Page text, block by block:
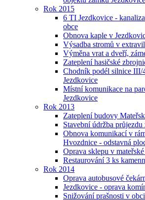
Rok 2015
6 TI Jezdkovice -
obce
Obnova kaple v
Výsadba stromů v
Výměna vrat a dveří,
Zateplení hasičské
Chodník podél silnice III/
Jezdkovice
Místní komunikace na
Jezdkovice
Rok 2013
Zateplení budovy
Stavební údržba průjezdu
Obnova komunikací v
Hvozdnice - odstavná
Oprava sklepu v
Restaurování 3 ks
Rok 2014
Oprava autobusové
Jezdkovice - oprava
Snižování prašnosti v